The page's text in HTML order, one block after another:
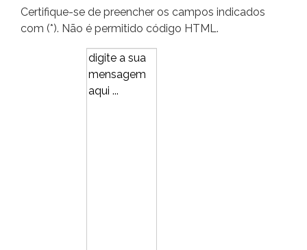
Certifique-se de preencher os campos indicados
com (*). Não é permitido código HTML.